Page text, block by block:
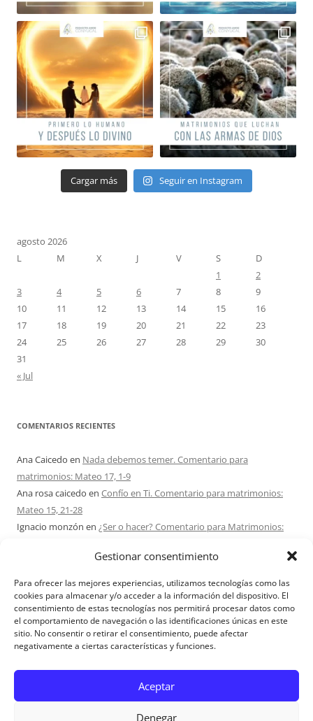
Gestionar consentimiento
Para ofrecer las mejores experiencias, utilizamos tecnologías como las
cookies para almacenar y/o acceder a la información del dispositivo. El
consentimiento de estas tecnologías nos permitirá procesar datos como
el comportamiento de navegación o las identificaciones únicas en este
sitio. No consentir o retirar el consentimiento, puede afectar
negativamente a ciertas características y funciones.
Aceptar
Denegar
Cargar más Seguir en Instagram
agosto 2026
L
M X J V S
D
1
2
3
4 5 6 7 8
9
10
11 12 13 14 15
16
17
18 19 20 21 22
23
24
25 26 27 28 29
30
31
« Jul
COMENTARIOS RECIENTES
Ana Caicedo en Nada debemos temer. Comentario para
matrimonios: Mateo 17, 1-9
Ana rosa caicedo en Confío en Ti. Comentario para matrimonios:
Mateo 15, 21-28
Ignacio monzón en ¿Ser o hacer? Comentario para Matrimonios:
Maria Asuncion Herrero Mendezen¿Ser o hacer? Comentario para
Matrimonios: Mateo 15, 1-2. 10-14
Sandra Karina SolomitaenRETIRO MATRIMONIOS BUENOS AIRES
7 – 9 AGOSTO 2026